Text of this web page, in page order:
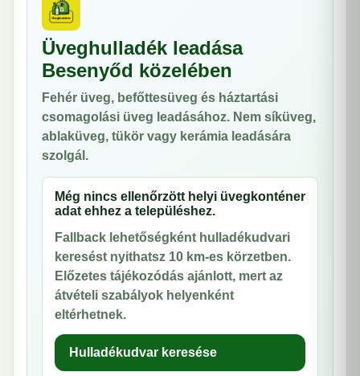
Üveghulladék leadása
Besenyőd közelében
Fehér üveg, befőttesüveg és háztartási
csomagolási üveg leadásához. Nem síküveg,
ablaküveg, tükör vagy kerámia leadására
szolgál.
Még nincs ellenőrzött helyi üvegkonténer
adat ehhez a településhez.
Fallback lehetőségként hulladékudvari
keresést nyithatsz 10 km-es körzetben.
Előzetes tájékozódás ajánlott, mert az
átvételi szabályok helyenként
eltérhetnek.
Hulladékudvar keresése